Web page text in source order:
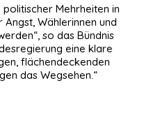
Mehrheiten in
Wählerinnen und
so das Bündnis
eine klare
flächendeckenden
das Wegsehen.“